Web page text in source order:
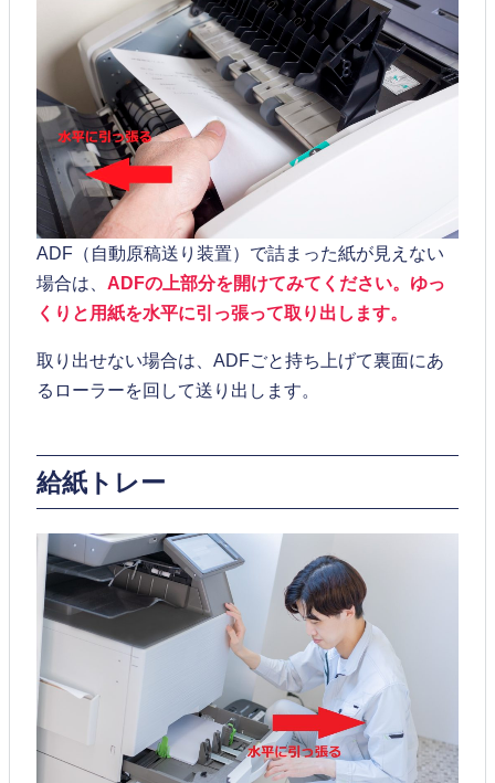
ADF（自動原稿送り装置）で詰まった紙が見えない
場合は、 ADFの上部分を開けてみてください。ゆっ
くりと用紙を水平に引っ張って取り出します。
取り出せない場合は、ADFごと持ち上げて裏面にあ
るローラーを回して送り出します。
給紙トレー